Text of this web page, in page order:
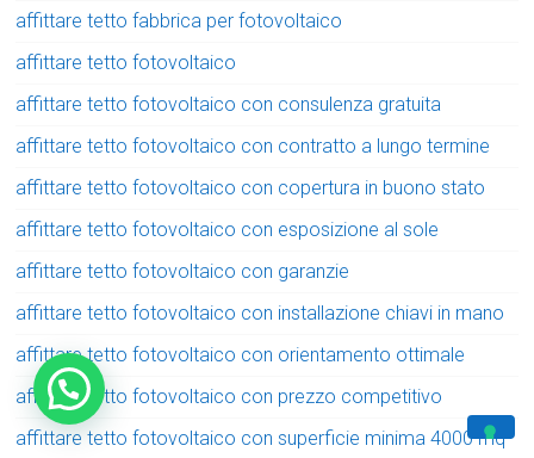
affittare tetto fabbrica per fotovoltaico
affittare tetto fotovoltaico
affittare tetto fotovoltaico con consulenza gratuita
affittare tetto fotovoltaico con contratto a lungo termine
affittare tetto fotovoltaico con copertura in buono stato
affittare tetto fotovoltaico con esposizione al sole
affittare tetto fotovoltaico con garanzie
affittare tetto fotovoltaico con installazione chiavi in mano
affittare tetto fotovoltaico con orientamento ottimale
affittare tetto fotovoltaico con prezzo competitivo
affittare tetto fotovoltaico con superficie minima 4000 mq